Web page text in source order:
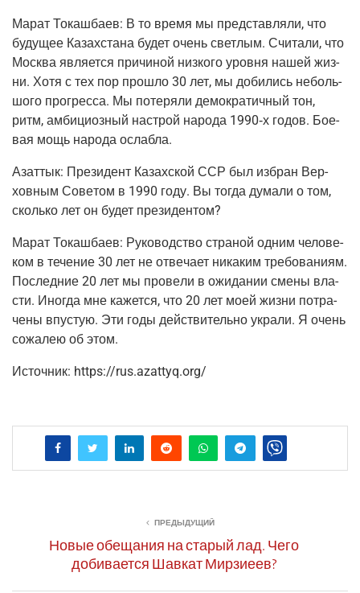
Марат Токаш­ба­ев: В то вре­мя мы пред­став­ля­ли, что
буду­щее Казах­ста­на будет очень свет­лым. Счи­та­ли, что
Москва явля­ет­ся при­чи­ной низ­ко­го уров­ня нашей жиз­
ни. Хотя с тех пор про­шло 30 лет, мы доби­лись неболь­
шо­го про­грес­са. Мы поте­ря­ли демо­кра­тич­ный тон,
ритм, амби­ци­оз­ный настрой наро­да 1990‑х годов. Бое­
вая мощь наро­да ослабла.
Азаттык: Пре­зи­дент Казах­ской ССР был избран Вер­
хов­ным Сове­том в 1990 году. Вы тогда дума­ли о том,
сколь­ко лет он будет президентом?
Марат Токаш­ба­ев: Руко­вод­ство стра­ной одним чело­ве­
ком в тече­ние 30 лет не отве­ча­ет ника­ким тре­бо­ва­ни­ям.
Послед­ние 20 лет мы про­ве­ли в ожи­да­нии сме­ны вла­
сти. Ино­гда мне кажет­ся, что 20 лет моей жиз­ни потра­
че­ны впу­стую. Эти годы дей­стви­тель­но укра­ли. Я очень
сожа­лею об этом.
Источ­ник: https://rus.azattyq.org/
ПРЕДЫДУЩИЙ
Новые обещания на старый лад. Чего
добивается Шавкат Мирзиеев?